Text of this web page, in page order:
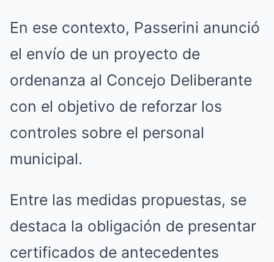
En ese contexto, Passerini anunció
el envío de un proyecto de
ordenanza al Concejo Deliberante
con el objetivo de reforzar los
controles sobre el personal
municipal.
Entre las medidas propuestas, se
destaca la obligación de presentar
certificados de antecedentes